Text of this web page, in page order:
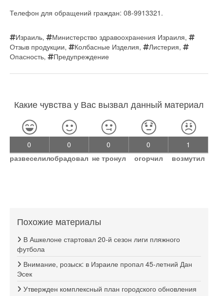
Телефон для обращений граждан: 08-9913321.
Израиль, Министерство здравоохранения Израиля,
Отзыв продукции, Колбасные Изделия, Листерия,
Опасность, Предупреждение
Какие чувства у Вас вызвал данный материал
0
развеселил
0
обрадовал
0
не тронул
0
огорчил
1
возмутил
Похожие материалы
В Ашкелоне стартовал 20-й сезон лиги пляжного
футбола
Внимание, розыск: в Израиле пропал 45-летний Дан
Эсек
Утвержден комплексный план городского обновления